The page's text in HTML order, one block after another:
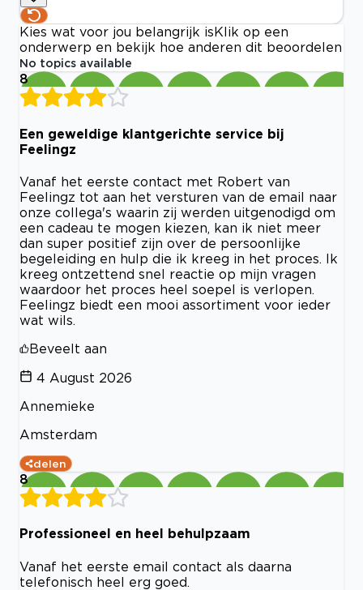
Kies wat voor jou belangrijk is Klik op een
onderwerp en bekijk hoe anderen dit beoordelen
No topics available
8
Een geweldige klantgerichte service bij
Feelingz
Vanaf het eerste contact met Robert van
Feelingz tot aan het versturen van de email naar
onze collega's waarin zij werden uitgenodigd om
een cadeau te mogen kiezen, kan ik niet meer
dan super positief zijn over de persoonlijke
begeleiding en hulp die ik kreeg in het proces. Ik
kreeg ontzettend snel reactie op mijn vragen
waardoor het proces heel soepel is verlopen.
Feelingz biedt een mooi assortiment voor ieder
wat wils.
Beveelt aan
4 August 2026
Annemieke
Amsterdam
delen
8
Professioneel en heel behulpzaam
Vanaf het eerste email contact als daarna
telefonisch heel erg goed.